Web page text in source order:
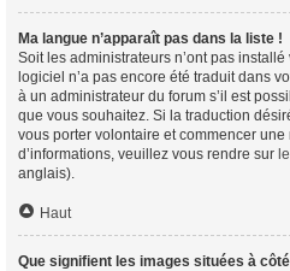
Ma langue n’apparaît pas dans la liste !
Soit les administrateurs n’ont pas
logiciel n’a pas encore été traduit dans
à un administrateur du forum s’il est
que vous souhaitez. Si la traduction
vous porter volontaire et commencer
d’informations, veuillez vous rendre sur
anglais).
Haut
Que signifient les images situées à